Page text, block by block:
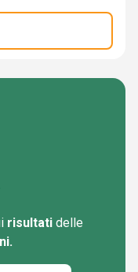
risultati delle